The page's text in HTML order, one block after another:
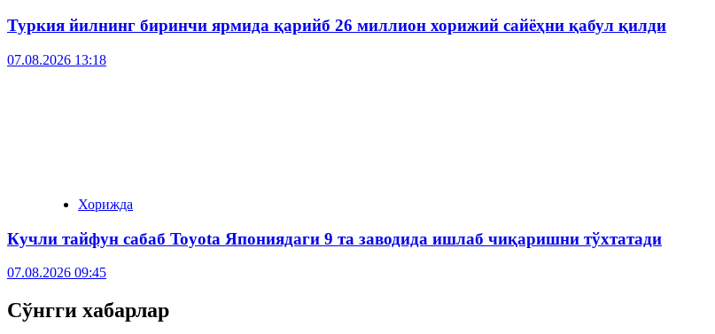
Туркия йилнинг биринчи ярмида қарийб 26 миллион хорижий сайёҳни қабул қилди
07.08.2026 13:18
Хорижда
Кучли тайфун сабаб Toyota Япониядаги 9 та заводида ишлаб чиқаришни тўхтатади
07.08.2026 09:45
Сўнгги хабарлар